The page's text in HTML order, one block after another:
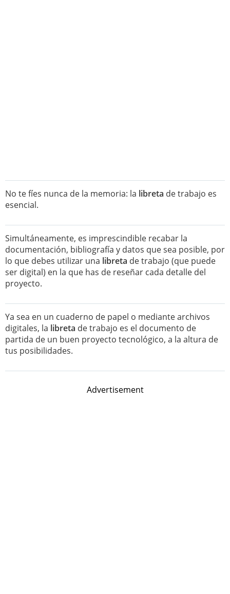
No te fíes nunca de la memoria: la libreta de trabajo es
esencial.
Simultáneamente, es imprescindible recabar la
documentación, bibliografía y datos que sea posible, por
lo que debes utilizar una libreta de trabajo (que puede
ser digital) en la que has de reseñar cada detalle del
proyecto.
Ya sea en un cuaderno de papel o mediante archivos
digitales, la libreta de trabajo es el documento de
partida de un buen proyecto tecnológico, a la altura de
tus posibilidades.
Advertisement